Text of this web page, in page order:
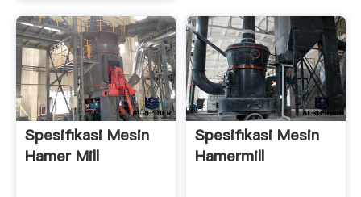
Spesifikasi Mesin
Hamer Mill
Spesifikasi Mesin
Hamermill